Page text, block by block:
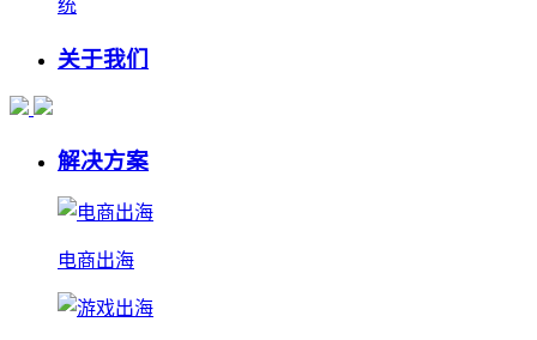
统
关于我们
解决方案
电商出海